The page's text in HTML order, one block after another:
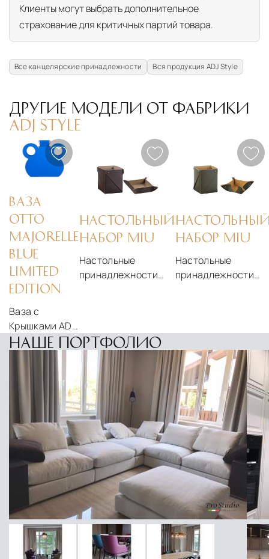
Клиенты могут выбрать дополнительное
страхование для критичных партий товара.
Все канцелярские принадлежности Вся продукция ADJ Style
ДРУГИЕ МОДЕЛИ ОТ ФАБРИКИ
ADJ STYLE
ВАЗА
OTTO
MAJORELLE
BLUE
LIMITED
EDITION
Ваза с
Крышками ADJ
Style OTTO
Majorelle Blue
Limited Edition
НАСТОЛЬНЫЙ
НАБОР MIU
Настольные
принадлежности
НАБОР MIU
Настольные
принадлежности
НАШЕ ПОРТФОЛИО